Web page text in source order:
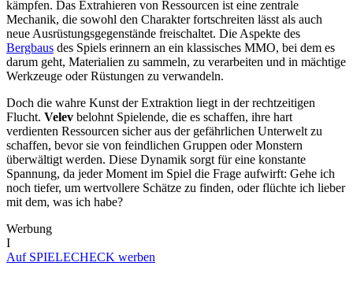
kämpfen. Das Extrahieren von Ressourcen ist eine zentrale
Mechanik, die sowohl den Charakter fortschreiten lässt als auch
neue Ausrüstungsgegenstände freischaltet. Die Aspekte des
Bergbaus des Spiels erinnern an ein klassisches MMO, bei dem es
darum geht, Materialien zu sammeln, zu verarbeiten und in mächtige
Werkzeuge oder Rüstungen zu verwandeln.
Doch die wahre Kunst der Extraktion liegt in der rechtzeitigen
Flucht. Velev belohnt Spielende, die es schaffen, ihre hart
verdienten Ressourcen sicher aus der gefährlichen Unterwelt zu
schaffen, bevor sie von feindlichen Gruppen oder Monstern
überwältigt werden. Diese Dynamik sorgt für eine konstante
Spannung, da jeder Moment im Spiel die Frage aufwirft: Gehe ich
noch tiefer, um wertvollere Schätze zu finden, oder flüchte ich lieber
mit dem, was ich habe?
Werbung
I
Auf SPIELECHECK werben